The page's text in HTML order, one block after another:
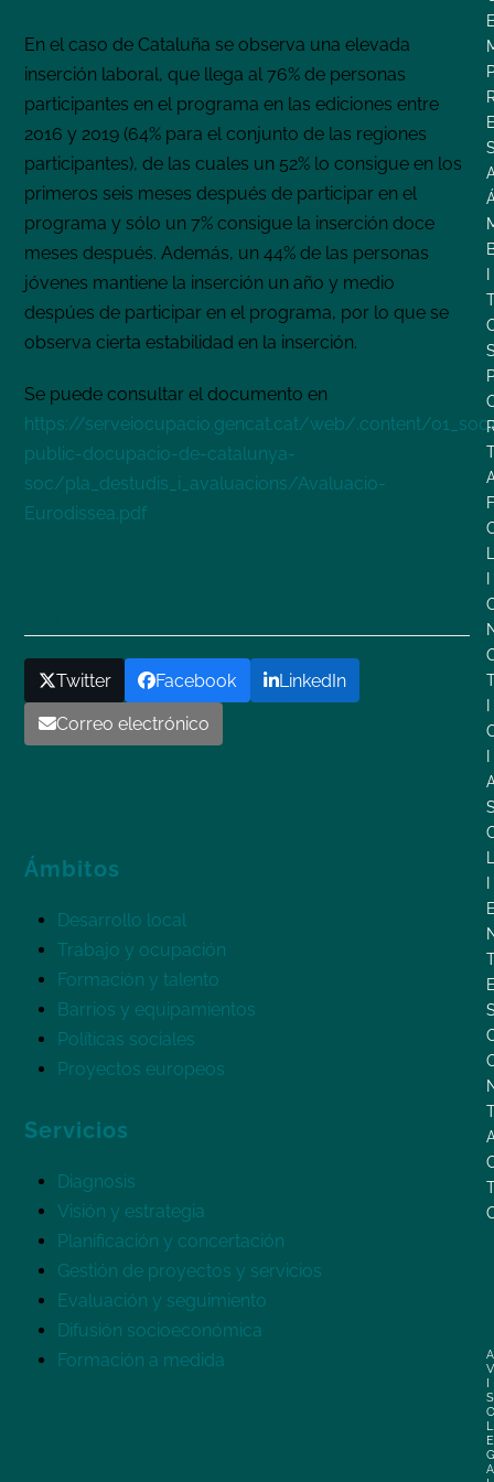
En el caso de Cataluña se observa una elevada
inserción laboral, que llega al 76% de personas
participantes en el programa en las ediciones entre
2016 y 2019 (64% para el conjunto de las regiones
participantes), de las cuales un 52% lo consigue en los
primeros seis meses después de participar en el
programa y sólo un 7% consigue la inserción doce
meses después. Además, un 44% de las personas
jóvenes mantiene la inserción un año y medio
despúes de participar en el programa, por lo que se
observa cierta estabilidad en la inserción.
Se puede consultar el documento en
https://serveiocupacio.gencat.cat/web/.content/
public-docupacio-de-catalunya-
soc/pla_destudis_i_avaluacions/Avaluacio-
Eurodissea.pdf
Twitter Facebook LinkedIn
Correo electrónico
Ámbitos
Desarrollo local
Trabajo y ocupación
Formación y talento
Barrios y equipamientos
Políticas sociales
Proyectos europeos
Servicios
Diagnosis
Visión y estrategia
Planificación y concertación
Gestión de proyectos y servicios
Evaluación y seguimiento
Difusión socioeconómica
Formación a medida
F
L
L
A
V
S
O
L
E
G
A